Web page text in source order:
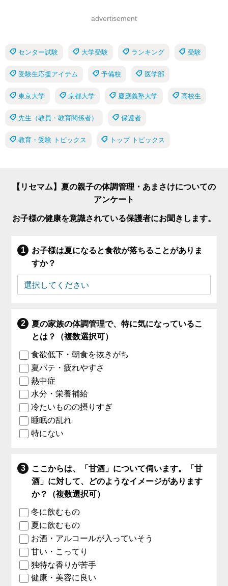
advertisement
センター試験 大学受験 ランキング 受験
受験生応援アイテム 予備校 医学部
東京大学 京都大学 慶應義塾大学 高校生
先生（教員・教育関係者） 保護者
教育・受験 トピックス トップ トピックス
【リセマム】夏の親子の体調管理・あまさけについての
アンケート
お子様の健康を意識されている保護者にお聞きします。
お子様は夏になると食欲が落ちることがありま
すか？
夏の家族の体調管理で、特に気になっているこ
とは？（複数選択可）
食欲低下・朝食を抜きがち
夏バテ・疲れやすさ
熱中症
水分・栄養補給
冷たいものの摂りすぎ
睡眠の乱れ
特にない
ここからは、「甘酒」について伺います。「甘
酒」に対して、どのようなイメージがあります
か？（複数選択可）
冬に飲むもの
夏に飲むもの
お酒・アルコールが入っていそう
甘い・こってり
独特な香りが苦手
健康・美容に良い